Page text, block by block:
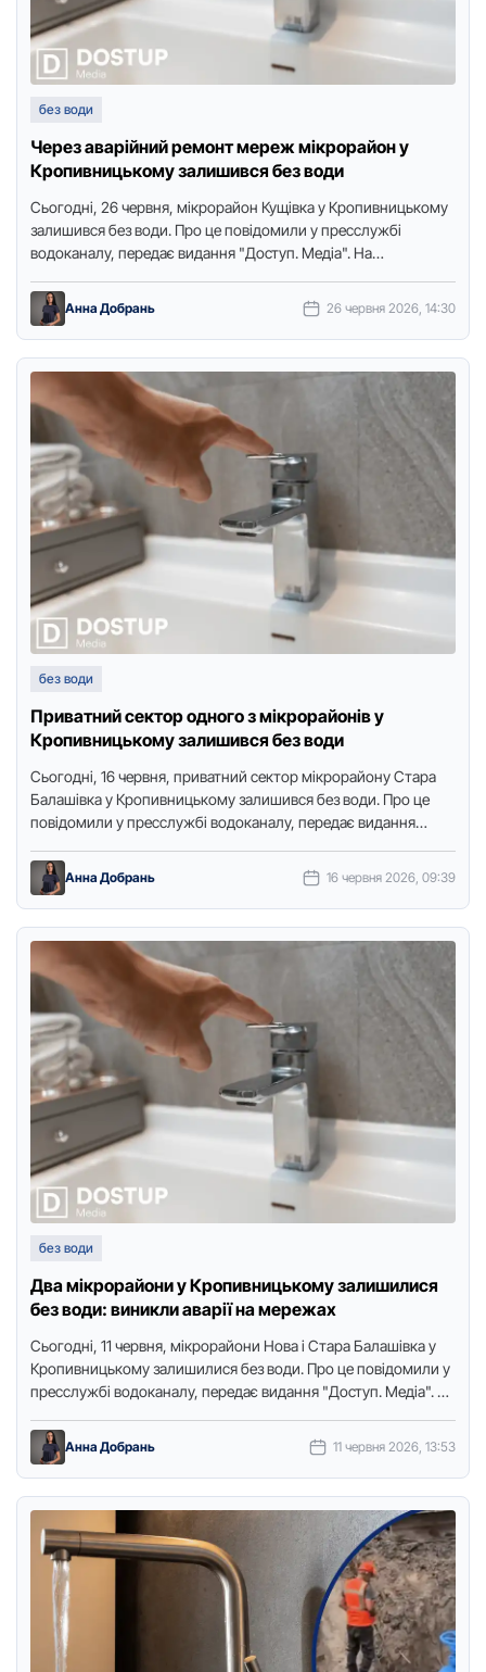
без води
Через аварійний ремонт мереж мікрорайон у
Кропивницькому залишився без води
Сьогодні, 26 червня, мікрорайон Кущівка у Кропивницькому
залишився без води. Про це повідомили у пресслужбі
водоканалу, передає видання "Доступ. Медіа". На
Анна Добрань 26 червня 2026, 14:30
без води
Приватний сектор одного з мікрорайонів у
Кропивницькому залишився без води
Сьогодні, 16 червня, приватний сектор мікрорайону Стара
Балашівка у Кропивницькому залишився без води. Про це
повідомили у пресслужбі водоканалу, передає видання
Анна Добрань 16 червня 2026, 09:39
без води
Два мікрорайони у Кропивницькому залишилися
без води: виникли аварії на мережах
Сьогодні, 11 червня, мікрорайони Нова і Стара Балашівка у
Кропивницькому залишилися без води. Про це повідомили у
пресслужбі водоканалу, передає видання "Доступ. Медіа". На
Анна Добрань 11 червня 2026, 13:53